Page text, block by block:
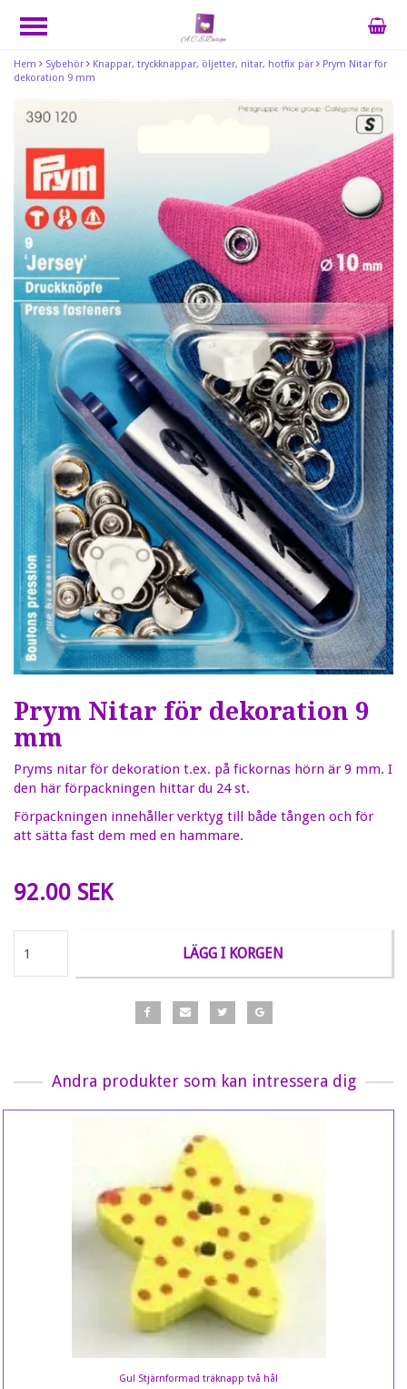
Hem Sybehör Knappar, tryckknappar, öljetter, nitar, hotfix pär
Prym Nitar för
dekoration 9 mm
Prym Nitar för dekoration 9
mm
Pryms nitar för dekoration t.ex. på fickornas hörn är 9 mm. I
den här förpackningen hittar du 24 st.
Förpackningen innehåller verktyg till både tången och för
att sätta fast dem med en hammare.
92.00 SEK
LÄGG I KORGEN
Andra produkter som kan intressera dig
Gul Stjärnformad träknapp två hål